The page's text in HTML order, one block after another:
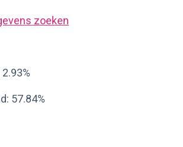
zoeken
57.84%